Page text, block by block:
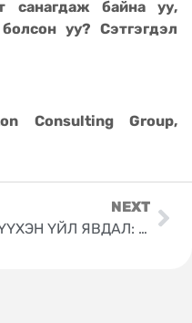
санагдаж байна уу,
уу? Сэтгэгдэл
Consulting Group,
NEXT
ТҮҮХЭН ҮЙЛ ЯВДАЛ: Илон Маск 1.1 триллион долларын хөрөнгөтэй дэлхийн АНХНЫ “Триллионер” боллоо!